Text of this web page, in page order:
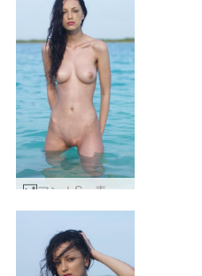
アンナS 青い湖 #23